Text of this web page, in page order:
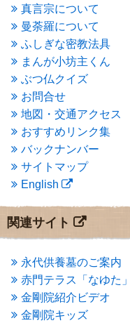
2015年5月(1)
2015年4月(1)
(3)
2015年2月(3)
2015年1月(1)
2014年12月 (2)
2014年9月
2014年5月(1)
2014年4月 (4)
2014年1月 (1)
2013年11月(4)
2013年10月 (2)
2013年9月(4)
2013年7月
(7)
2013年6月 (6)
2013年5月(13)
2013年4月(1)
2013年3月
(4)
2013年2月(6)
2013年1月(6)
2012年12月(7)
真言宗について
曼荼羅について
ふしぎな密教法具
まんが小坊主くん
ぶつ仏クイズ
お問合せ
地図・交通アクセス
おすすめリンク集
バックナンバー
サイトマップ
English
関連サイト
永代供養墓のご案内
赤門テラス「なゆた」
金剛院紹介ビデオ
金剛院キッズ